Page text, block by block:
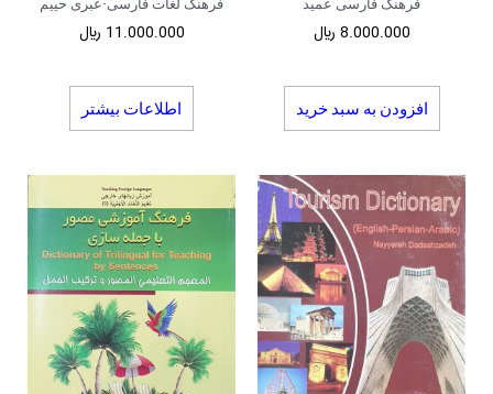
8.000.000 ﷼
افزودن به سبد خرید
11.000.000 ﷼
اطلاعات بیشتر